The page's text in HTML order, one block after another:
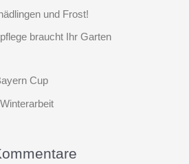
und Frost!
braucht Ihr Garten
Cup